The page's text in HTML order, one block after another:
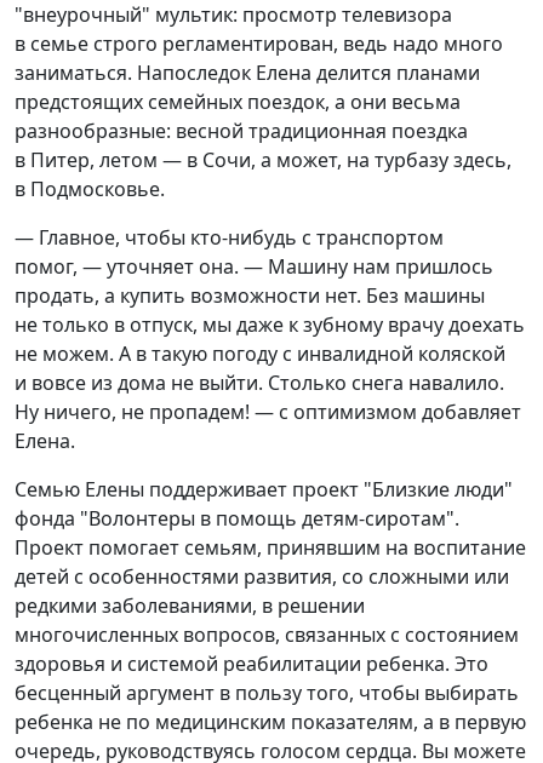
"внеурочный" мультик: просмотр телевизора
в семье строго регламентирован, ведь надо много
заниматься. Напоследок Елена делится планами
предстоящих семейных поездок, а они весьма
разнообразные: весной традиционная поездка
в Питер, летом — в Сочи, а может, на турбазу здесь,
в Подмосковье.
— Главное, чтобы кто-нибудь с транспортом
помог, — уточняет она. — Машину нам пришлось
продать, а купить возможности нет. Без машины
не только в отпуск, мы даже к зубному врачу доехать
не можем. А в такую погоду с инвалидной коляской
и вовсе из дома не выйти. Столько снега навалило.
Ну ничего, не пропадем! — с оптимизмом добавляет
Елена.
Семью Елены поддерживает проект "Близкие люди"
фонда "Волонтеры в помощь детям-сиротам".
Проект помогает семьям, принявшим на воспитание
детей с особенностями развития, со сложными или
редкими заболеваниями, в решении
многочисленных вопросов, связанных с состоянием
здоровья и системой реабилитации ребенка. Это
бесценный аргумент в пользу того, чтобы выбирать
ребенка не по медицинским показателям, а в первую
очередь, руководствуясь голосом сердца. Вы можете